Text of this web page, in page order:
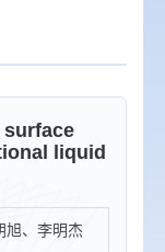
liquid
旭、李明杰